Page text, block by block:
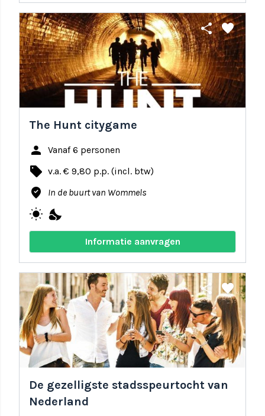
share favorite
The Hunt citygame
person Vanaf 6 personen
local_offer v.a. € 9,80 p.p. (incl. btw)
where_to_vote In de buurt van Wommels
wb_sunny nights_stay
Informatie aanvragen
share favorite
De gezelligste stadsspeurtocht van
Nederland